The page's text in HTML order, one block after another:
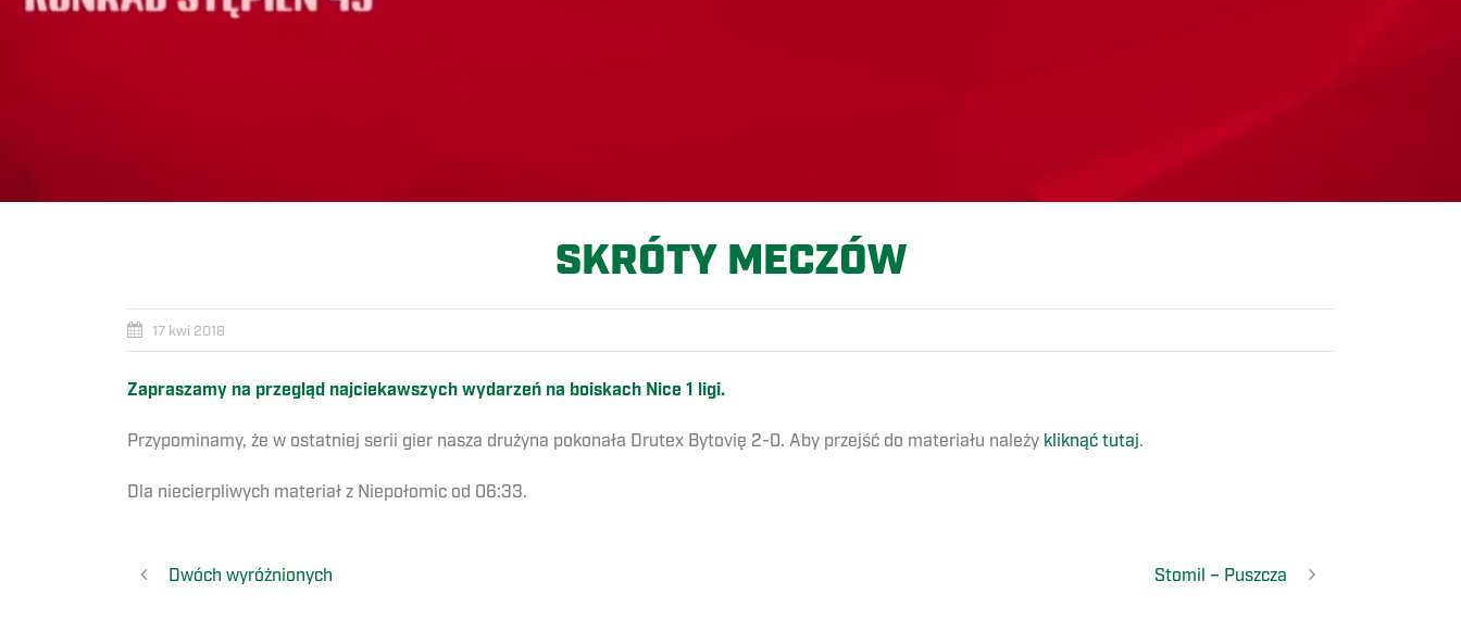
SKRÓTY MECZÓW
17 kwi 2018
Zapraszamy na przegląd najciekawszych wydarzeń na boiskach Nice 1 ligi.
Przypominamy, że w ostatniej serii gier nasza drużyna pokonała Drutex Bytovię 2-0. Aby przejść do materiału należy kliknąć tutaj.
Dla niecierpliwych materiał z Niepołomic od 06:33.
Dwóch wyróżnionych Stomil – Puszcza